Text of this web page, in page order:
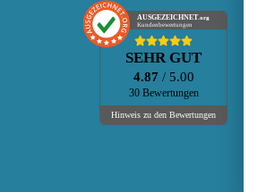
AUSGEZEICHNET.org
Kundenbewertungen
SEHR GUT
4.87 / 5.00
30 Bewertungen
Hinweis zu den Bewertungen